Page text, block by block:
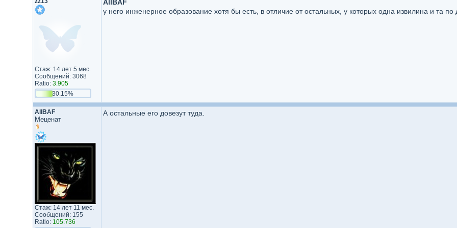
Стаж: 14 лет 5 мес.
Сообщений: 3068
Ratio: 3.905
30.15%
AllBAF
у него инженерное образование хотя бы есть, в отличие от остальных, у которых одна извилина и та по
AllBAF
Меценат
Стаж: 14 лет 11 мес.
Сообщений: 155
Ratio: 105.736
А остальные его довезут туда.